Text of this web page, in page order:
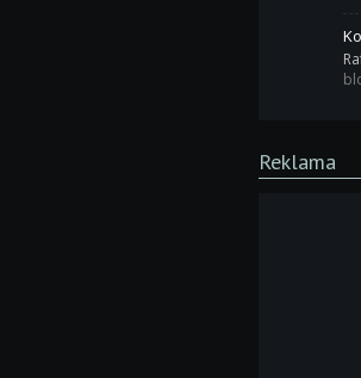
Reklama